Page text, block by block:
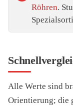
Röhren.
Alle Werte sind
Orientierung; die